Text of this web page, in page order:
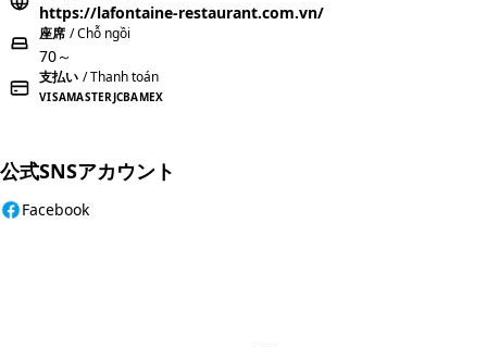
https://lafontaine-restaurant.com.vn/
座席 / Chỗ ngồi
70～
支払い / Thanh toán
VISAMASTERJCBAMEX
公式SNSアカウント
Facebook